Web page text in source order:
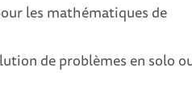
les mathématiques de
de problèmes en solo